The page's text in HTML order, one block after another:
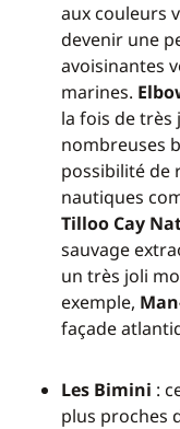
aux couleurs
devenir une
avoisinantes
marines.
la fois de très
nombreuses
possibilité de
nautiques
Tilloo Cay
sauvage
un très joli
exemple,
façade
Les Bimini :
plus proches